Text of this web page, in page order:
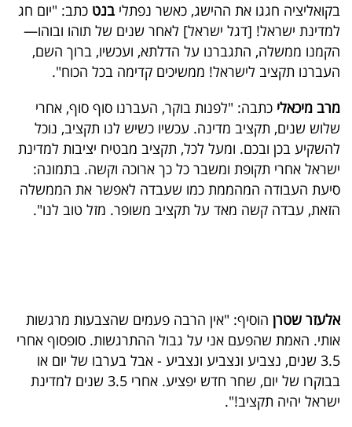
מייל
אדום
פרסמו
באייס
עקבו
אחרינו:
בקואליציה חגגו את ההישג, כאשר נפתלי בנט כתב: "יום חג
למדינת ישראל! [דגל ישראל] לאחר שנים של תוהו ובוהו—
הקמנו ממשלה, התגברנו על הדלתא, ועכשיו, ברוך השם,
העברנו תקציב לישראל! ממשיכים קדימה בכל הכוח".
מרב מיכאלי כתבה: "לפנות בוקר, העברנו סוף סוף, אחרי
שלוש שנים, תקציב מדינה. עכשיו כשיש לנו תקציב, נוכל
להשקיע בכן ובכם. ומעל לכל, תקציב מבטיח יציבות למדינת
ישראל אחרי תקופת ומשבר כל כך ארוכה וקשה. בתמונה:
סיעת העבודה המהממת כמו שעבדה לאפשר את הממשלה
הזאת, עבדה קשה מאד על תקציב משופר. מזל טוב לנו".
אלעזר שטרן הוסיף: "אין הרבה פעמים שהצבעות מרגשות
אותי. האמת שהפעם אני על גבול ההתרגשות. סופסוף אחרי
3.5 שנים, נצביע ונצביע ונצביע - אבל בערבו של יום או
בבוקרו של יום, שחר חדש יפציע. אחרי 3.5 שנים למדינת
ישראל יהיה תקציב!".